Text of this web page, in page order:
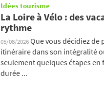
Idées tourisme
La Loire à Vélo : des
rythme
05/08/2026Que vous décidiez de
itinéraire dans son intégralité
seulement quelques étapes en
durée ...